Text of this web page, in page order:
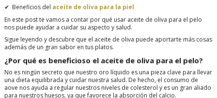
✔ Beneficios del aceite de oliva para la piel
En este post te vamos a contar por qué usar aceite de oliva para el pelo
nos puede ayudar a cuidar su aspecto y salud.
Sigue leyendo y descubre que el aceite de oliva puede aportarte más cosas
además de un gran sabor en tus platos.
¿Por qué es beneficioso el aceite de oliva para el pelo?
No es ningún secreto que nuestro oro líquido es una pieza clave para llevar
una dieta equilibrada y cuidar nuestra salud. De hecho, el consumo de
aove nos ayuda a regular nuestros niveles de colesterol y es un gran aliado
para nuestros huesos, ya que favorece la absorción del calcio.